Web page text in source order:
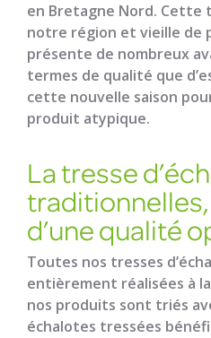
en Bretagne Nord. Cette
notre région et vieille de
présente de nombreux
termes de qualité que
cette nouvelle saison
produit atypique.
La tresse
d’une qualité
Toutes nos tresses
entièrement réalisées à la
nos produits sont triés
échalotes tressées